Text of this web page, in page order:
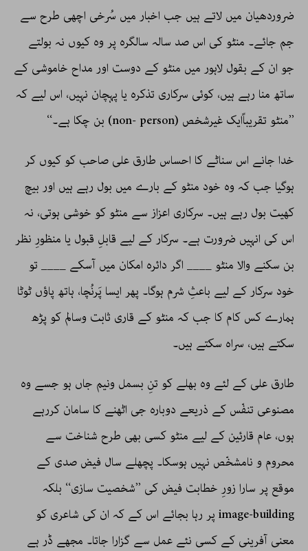
ضروردھیان میں لاتے ہیں جب اخبار میں سُرخی اچھی طرح سے
جم جائے۔ منٹو کی اس صد سالہ سالگرہ پر وہ کیوں نہ بولتے
جو ان کے بقول لاہور میں منٹو کے دوست اور مداح خاموشی کے
ساتھ منا رہے ہیں، کوئی سرکاری تذکرہ یا پہچان نہیں، اس لیے کہ
’’منٹو تقریباًایک غیرشخص (non- person) بن چکا ہے۔‘‘
خدا جانے اس سناٹے کا احساس طارق علی صاحب کو کیوں کر
ہوگیا جب کہ وہ خود منٹو کے بارے میں بول رہے ہیں اور بیچ
کھیت بول رہے ہیں۔ سرکاری اعزاز سے منٹو کو خوشی ہوتی، نہ
اس کی انہیں ضرورت ہے۔ سرکار کے لیے قابلِ قبول یا منظورِ نظر
بن سکنے والا منٹو ____ اگر دائرہ امکان میں آسکے ____ تو
خود سرکار کے لیے باعثِ شرم ہوگا۔ پھر ایسا پَرنُچا، ہاتھ پاؤں ٹوٹا
ہمارے کس کام کا جب کہ منٹو کے قاری ثابت وسالم کو پڑھ
سکتے ہیں، سراہ سکتے ہیں۔
طارق علی کے لئے وہ بھلے کو تنِ بسمل ونیم جاں ہو جسے وہ
مصنوعی تنفّس کے ذریعے دوبارہ جی اٹھنے کا سامان کررہے
ہوں، عام قارئین کے لیے منٹو کسی بھی طرح شناخت سے
محروم و نامشخّص نہیں ہوسکا۔ پچھلے سال فیض صدی کے
موقع پر سارا زورِ خطابت فیض کی ’’شخصیت سازی‘‘ بلکہ
image-building پر رہا بجائے اس کے کہ ان کی شاعری کو
معنی آفرینی کے کسی نئے عمل سے گزارا جاتا۔ مجھے ڈر ہے